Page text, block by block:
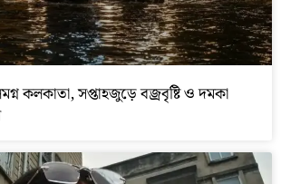
কলকাতা, সপ্তাহজুড়ে বজ্রবৃষ্টি ও দমকা